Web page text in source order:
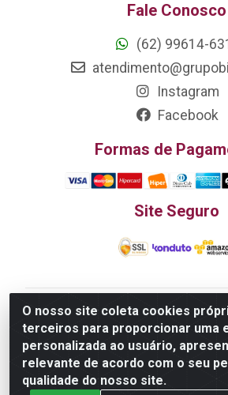
O nosso site coleta cookies
terceiros para proporcionar uma
personalizada ao usuário,
relevante de acordo com o seu
qualidade do nosso site.
Fale Conosco
(62) 99614-
Instagram
Facebook
Formas de
Site Seguro
Edn Utilidades Domésticas
LTDA - R. Edmundo Pinto da Cunha,
Res. Luiza Monteiro, Trindade - GO,
20.758.851.0045/26